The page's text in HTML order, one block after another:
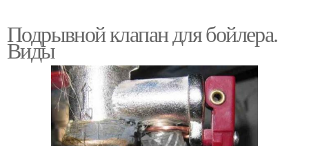
Подрывной клапан для бойлера.
Виды